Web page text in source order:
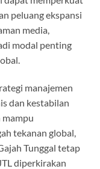
peluang ekspansi
media,
modal penting
manajemen
dan kestabilan
mampu
tekanan global,
Tunggal tetap
diperkirakan